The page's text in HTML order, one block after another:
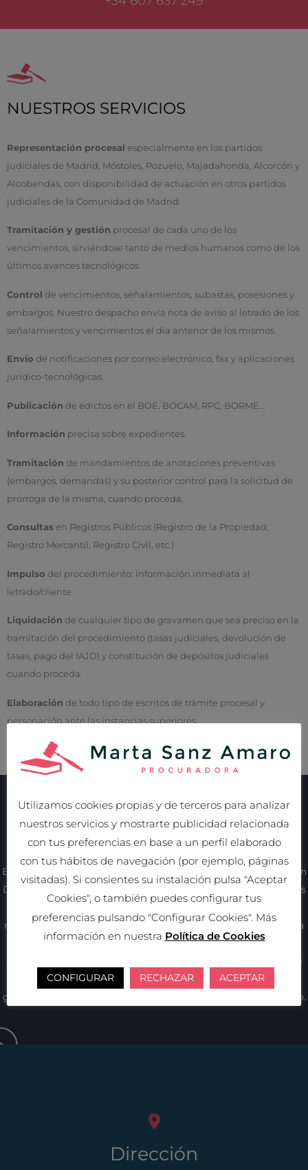
NUESTROS SERVICIOS
Representación procesal especialmente en los partidos
judiciales de Madrid, Móstoles, Pozuelo, Majadahonda, Alcorcón y
Alcobendas, con disponibilidad de actuación en otros partidos
judiciales de la Comunidad de Madrid.
Tramitación y gestión procesal de cada uno de los
vencimientos, sirviéndose tanto de medios humanos como de los
últimos avances tecnológicos.
Control de vencimientos, señalamientos, subastas, posesiones y
embargos. Nuestro despacho envía nota de aviso al letrado de los
señalamientos y vencimientos el día anterior de los mismos.
Envío de notificaciones por correo electrónico, fax y aplicaciones
jurídico-tecnológicas.
Publicación de edictos en el BOE, BOCAM, RPC, BORME…
Información precisa sobre expedientes.
Tramitación de mandamientos de anotaciones preventivas
(embargos, demandas) y su posterior control para la solicitud de
prórroga de la misma, cuando proceda.
Consultasen Registros Públicos (Registro de la Propiedad,
Registro Mercantil, Registro Civil, etc.)
Impulso del procedimiento: información inmediata al
letrado/cliente
Liquidación de cualquier tipo de gravamen que sea preciso en la
tramitación del procedimiento (tasas judiciales, devolución de
tasas, pago del IAJD) y constitución de depósitos judiciales
cuando proceda.
Elaboración de todo tipo de escritos de trámite procesal y
personación ante las instancias superiores.
¿EN QUÉ SOMOS EXPERTOS?
¿QUE ES UN PROCURADOR?
El Procurador de los Tribunales es un profesional, Licenciado en
Derecho, especializado en el procedimiento judicial, o lo que es
lo mismo, en el derecho procesal. El procurador ostenta la
representación de los particulares y empresas que se ven en la
necesidad de acudir a los Tribunales. Tenemos la facultad, y
estamos capacitados para realizar, una serie de funciones que
agilizan el desarrollo del procedimiento judicial y añaden una
garantía extra a nuestro cliente de la buena llevanza de su caso.
Dirección
Utilizamos cookies propias y de terceros para analizar
nuestros servicios y mostrarte publicidad relacionada
con tus preferencias en base a un perfil elaborado
con tus hábitos de navegación (por ejemplo, páginas
visitadas). Si consientes su instalación pulsa "Aceptar
Cookies", o también puedes configurar tus
preferencias pulsando "Configurar Cookies". Más
información en nuestra Política de Cookies
CONFIGURAR RECHAZAR ACEPTAR